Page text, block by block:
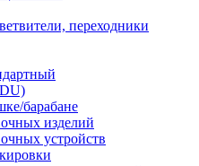
переходники
барабане
изделий
устройств